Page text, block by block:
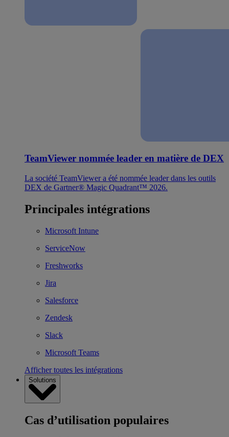
TeamViewer nommée leader en matière de DEX
La société TeamViewer a été nommée leader dans les outils
DEX de Gartner® Magic Quadrant™ 2026.
Principales intégrations
Microsoft Intune
ServiceNow
Freshworks
Jira
Salesforce
Zendesk
Slack
Microsoft Teams
Afficher toutes les intégrations
Solutions
Cas d’utilisation populaires